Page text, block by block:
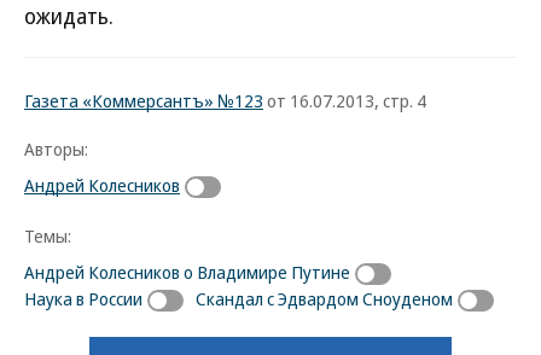
ожидать.
Газета «Коммерсантъ» №123 от 16.07.2013, стр. 4
Авторы:
Андрей Колесников
Темы:
Андрей Колесников о Владимире Путине
Наука в России
Скандал с Эдвардом Сноуденом